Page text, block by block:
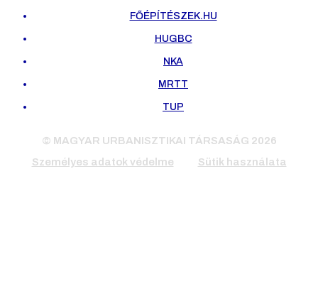
FŐÉPÍTÉSZEK.HU
HUGBC
NKA
MRTT
TUP
© MAGYAR URBANISZTIKAI TÁRSASÁG 2026
Személyes adatok védelme
Sütik használata